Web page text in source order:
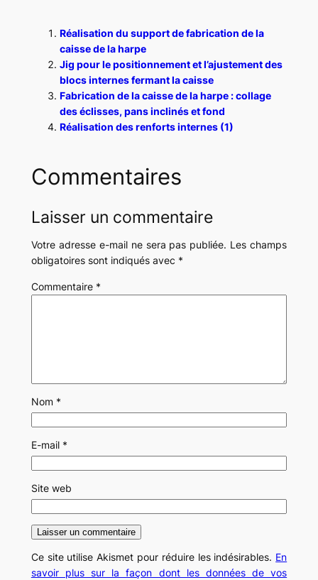
Réalisation du support de fabrication de la
caisse de la harpe
Jig pour le positionnement et l’ajustement des
blocs internes fermant la caisse
Fabrication de la caisse de la harpe : collage
des éclisses, pans inclinés et fond
Réalisation des renforts internes (1)
Commentaires
Laisser un commentaire
Votre adresse e-mail ne sera pas publiée. Les champs
obligatoires sont indiqués avec *
Commentaire *
Nom *
E-mail *
Site web
Ce site utilise Akismet pour réduire les indésirables. En
savoir plus sur la façon dont les données de vos